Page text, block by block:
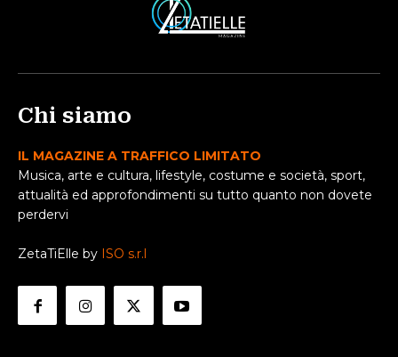
Chi siamo
IL MAGAZINE A TRAFFICO LIMITATO
Musica, arte e cultura, lifestyle, costume e società, sport,
attualità ed approfondimenti su tutto quanto non dovete
perdervi
ZetaTiElle by ISO s.r.l